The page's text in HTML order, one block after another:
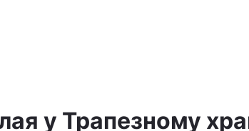
у Трапезному